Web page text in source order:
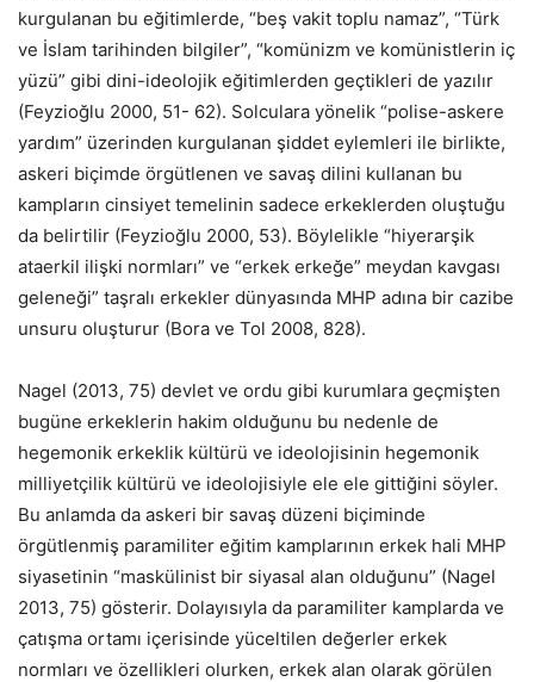
kurgulanan bu eğitimlerde, “beş vakit toplu namaz”, “Türk
ve İslam tarihinden bilgiler”, “komünizm ve komünistlerin iç
yüzü” gibi dini-ideolojik eğitimlerden geçtikleri de yazılır
(Feyzioğlu 2000, 51- 62). Solculara yönelik “polise-askere
yardım” üzerinden kurgulanan şiddet eylemleri ile birlikte,
askeri biçimde örgütlenen ve savaş dilini kullanan bu
kampların cinsiyet temelinin sadece erkeklerden oluştuğu
da belirtilir (Feyzioğlu 2000, 53). Böylelikle “hiyerarşik
ataerkil ilişki normları” ve “erkek erkeğe” meydan kavgası
geleneği” taşralı erkekler dünyasında MHP adına bir cazibe
unsuru oluşturur (Bora ve Tol 2008, 828).
Nagel (2013, 75) devlet ve ordu gibi kurumlara geçmişten
bugüne erkeklerin hakim olduğunu bu nedenle de
hegemonik erkeklik kültürü ve ideolojisinin hegemonik
milliyetçilik kültürü ve ideolojisiyle ele ele gittiğini söyler.
Bu anlamda da askeri bir savaş düzeni biçiminde
örgütlenmiş paramiliter eğitim kamplarının erkek hali MHP
siyasetinin “maskülinist bir siyasal alan olduğunu” (Nagel
2013, 75) gösterir. Dolayısıyla da paramiliter kamplarda ve
çatışma ortamı içerisinde yüceltilen değerler erkek
normları ve özellikleri olurken, erkek alan olarak görülen